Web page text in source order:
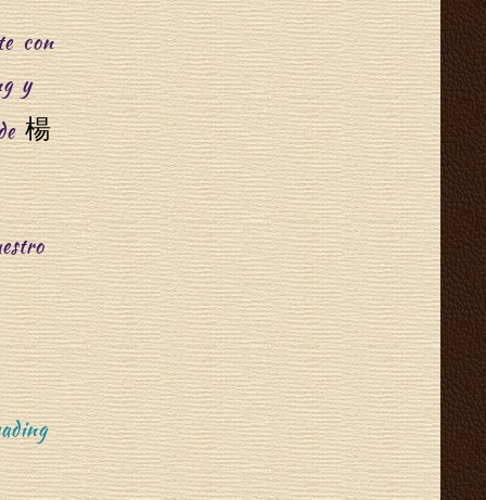
”
S
h
e
con
y
楊
“